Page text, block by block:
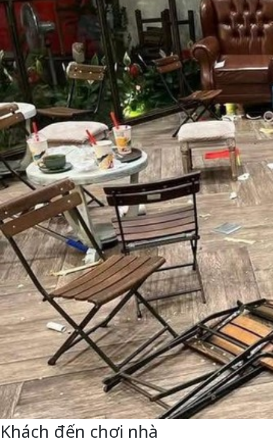
Khách đến chơi nhà